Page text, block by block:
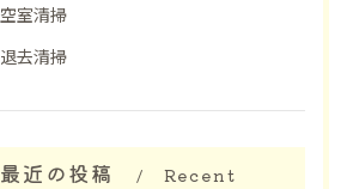
空室清掃
退去清掃
最近の投稿
Recent